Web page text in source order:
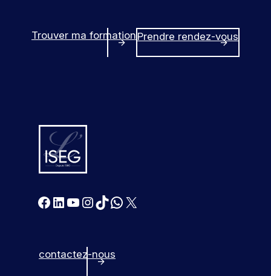
Trouver ma formation Prendre rendez-vous
Facebook LinkedIn YouTube InstagramTikTok WhatsApp X
contactez-nous